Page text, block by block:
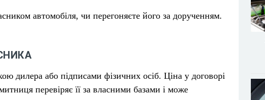
автомобіля, чи перегоняєте його за дорученням.
дилера або підписами фізичних осіб. Ціна у договорі
перевіряє її за власними базами і може